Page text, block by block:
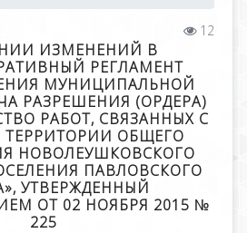
12
ИЗМЕНЕНИЙ В
РЕГЛАМЕНТ
МУНИЦИПАЛЬНОЙ
РАЗРЕШЕНИЯ (ОРДЕРА)
РАБОТ, СВЯЗАННЫХ С
ТЕРРИТОРИИ ОБЩЕГО
НОВОЛЕУШКОВСКОГО
ПАВЛОВСКОГО
УТВЕРЖДЕННЫЙ
ОТ 02 НОЯБРЯ 2015 №
225